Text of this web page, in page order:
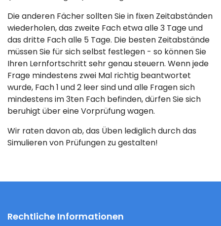
Die anderen Fächer sollten Sie in fixen Zeitabständen
wiederholen, das zweite Fach etwa alle 3 Tage und
das dritte Fach alle 5 Tage. Die besten Zeitabstände
müssen Sie für sich selbst festlegen - so können Sie
Ihren Lernfortschritt sehr genau steuern. Wenn jede
Frage mindestens zwei Mal richtig beantwortet
wurde, Fach 1 und 2 leer sind und alle Fragen sich
mindestens im 3ten Fach befinden, dürfen Sie sich
beruhigt über eine Vorprüfung wagen.
Wir raten davon ab, das Üben lediglich durch das
Simulieren von Prüfungen zu gestalten!
Rechtliche Informationen